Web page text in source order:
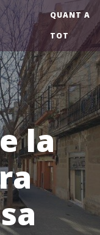
QUANT A
TOT
la